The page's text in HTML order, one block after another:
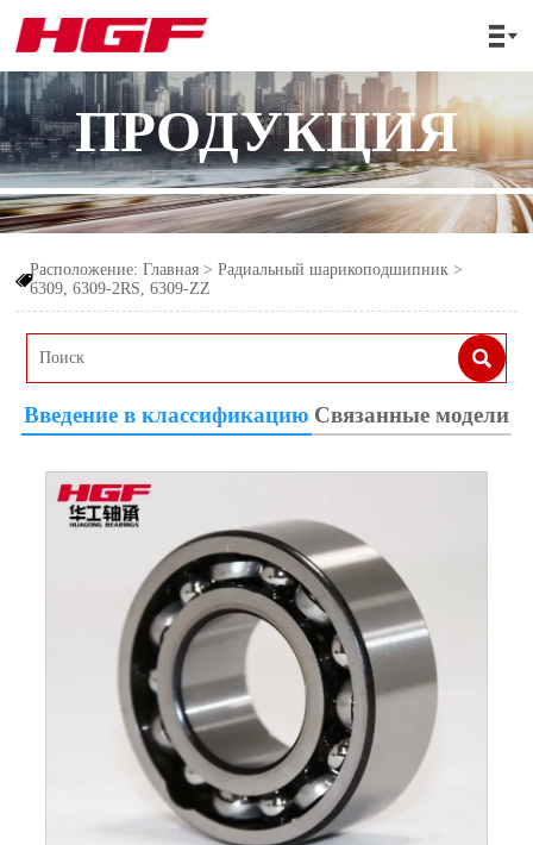

ПРОДУКЦИЯ

Расположение:Главная >Радиальный шарикоподшипник >
6309, 6309-2RS, 6309-ZZ

Введение в классификацию Связанные модели
6309, 6309-2RS, 6309-ZZ
Внутренний диаметр
45 мм
Наружный диаметр
100 мм.